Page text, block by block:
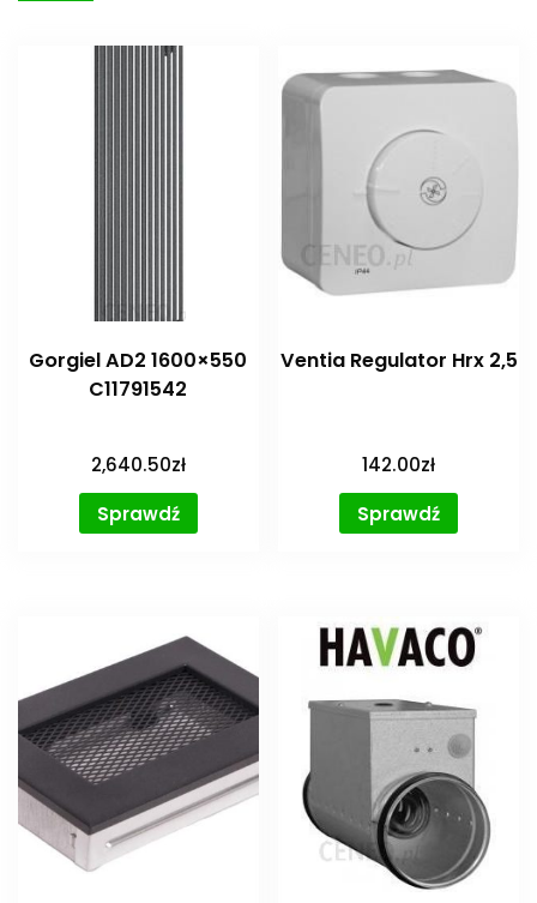
Gorgiel AD2 1600×550
C11791542
2,640.50zł
Sprawdź
Ventia Regulator Hrx 2,5
142.00zł
Sprawdź